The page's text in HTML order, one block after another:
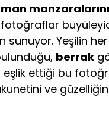
manzaralarını
sunuyor. Yeşilin
berrak
eşlik ettiği bu
ve